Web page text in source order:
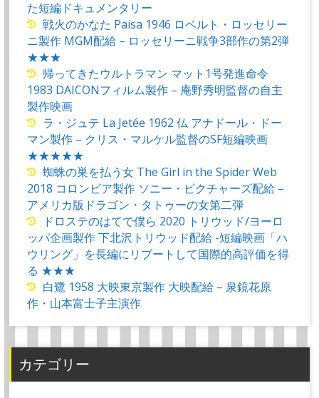
た短編ドキュメンタリー
戦火のかなた Paisa 1946 ロベルト・ロッセリー
ニ製作 MGM配給 – ロッセリーニ戦争3部作の第2弾
★★★
帰ってきたウルトラマン マット1号発進命令
1983 DAICONフィルム製作 – 庵野秀明監督の自主
製作映画
ラ・ジュテ La Jetée 1962 仏 アナドール・ドー
マン製作 – クリス・マルケル監督のSF短編映画
★★★★★
蜘蛛の巣を払う女 The Girl in the Spider Web
2018 コロンビア製作 ソニー・ピクチャーズ配給 –
アメリカ版ドラゴン・タトゥーの女第二弾
ドロステのはてで僕ら 2020 トリウッド/ヨーロ
ッパ企画製作 下北沢トリウッド配給 -短編映画「ハ
ウリング」を長編にリブートして国際的高評価を得
る ★★★
白鷺 1958 大映東京製作 大映配給 – 泉鏡花原
作・山本富士子主演作
カテゴリー